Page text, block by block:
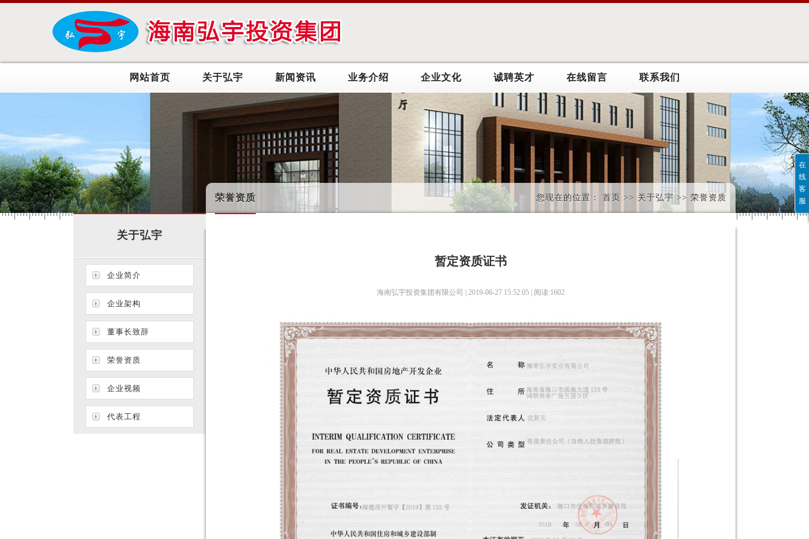
网站首页 关于弘宇 新闻资讯 业务介绍 企业文化 诚聘英才 在线留言 联系我们
荣誉资质 您现在的位置： 首页 >> 关于弘宇 >> 荣誉资质
关于弘宇
企业简介
企业架构
董事长致辞
荣誉资质
企业视频
代表工程
暂定资质证书
海南弘宇投资集团有限公司 | 2019-06-27 15:52:05 | 阅读:1602
在
线
客
服